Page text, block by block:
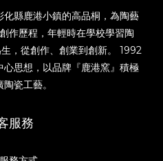
縣鹿港小鎮的高品桐，為陶藝
作歷程，年輕時在學校學習陶
，從創作、創業到創新。 1992
思想，以品牌『鹿港窯』積極
瓷工藝。
服務